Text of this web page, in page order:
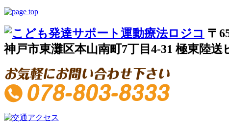
〒
神戸市東灘区本山南町7丁目4-31 極東陸送